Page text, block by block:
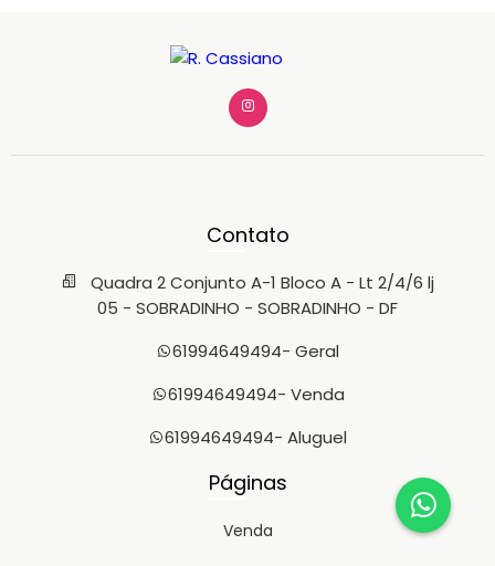
Contato
Quadra 2 Conjunto A-1 Bloco A - Lt 2/4/6 lj
05 - SOBRADINHO - SOBRADINHO - DF
61994649494- Geral
61994649494- Venda
61994649494- Aluguel
Páginas
Venda